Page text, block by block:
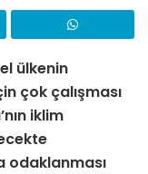
ülkenin
çok çalışması
iklim
odaklanması